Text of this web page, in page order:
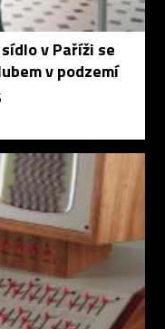
v Paříži se
v podzemí